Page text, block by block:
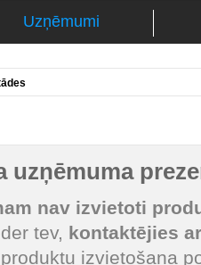
Uzņēmumi
uzņēmuma
nav izvietoti
tev, kontaktējies
izvietošana